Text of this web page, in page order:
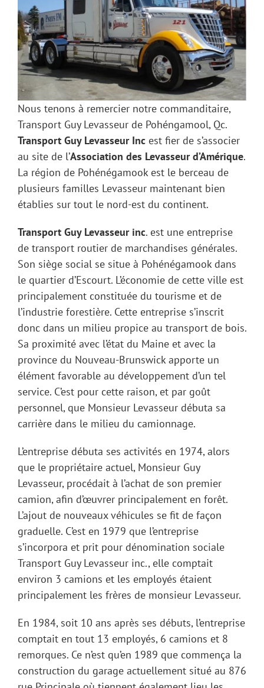
Nous tenons à remercier notre commanditaire,
Transport Guy Levasseur de Pohéngamool, Qc.
Transport Guy Levasseur Inc est fier de s’associer
au site de l’Association des Levasseur d’Amérique.
La région de Pohénégamook est le berceau de
plusieurs familles Levasseur maintenant bien
établies sur tout le nord-est du continent.
Transport Guy Levasseur inc. est une entreprise
de transport routier de marchandises générales.
Son siège social se situe à Pohénégamook dans
le quartier d’Escourt. L’économie de cette ville est
principalement constituée du tourisme et de
l’industrie forestière. Cette entreprise s’inscrit
donc dans un milieu propice au transport de bois.
Sa proximité avec l’état du Maine et avec la
province du Nouveau-Brunswick apporte un
élément favorable au développement d’un tel
service. C’est pour cette raison, et par goût
personnel, que Monsieur Levasseur débuta sa
carrière dans le milieu du camionnage.
L’entreprise débuta ses activités en 1974, alors
que le propriétaire actuel, Monsieur Guy
Levasseur, procédait à l’achat de son premier
camion, afin d’œuvrer principalement en forêt.
L’ajout de nouveaux véhicules se fit de façon
graduelle. C’est en 1979 que l’entreprise
s’incorpora et prit pour dénomination sociale
Transport Guy Levasseur inc., elle comptait
environ 3 camions et les employés étaient
principalement les frères de monsieur Levasseur.
En 1984, soit 10 ans après ses débuts, l’entreprise
comptait en tout 13 employés, 6 camions et 8
remorques. Ce n’est qu’en 1989 que commença la
construction du garage actuellement situé au 876